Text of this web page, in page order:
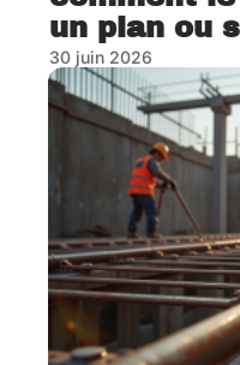
un plan ou
30 juin 2026